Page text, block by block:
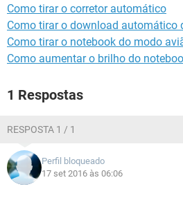
Como tirar o corretor automático
Como tirar o download automático
Como tirar o notebook do modo
Como aumentar o brilho do
1 Respostas
RESPOSTA 1 / 1
Perfil bloqueado
17 set 2016 às 06:06